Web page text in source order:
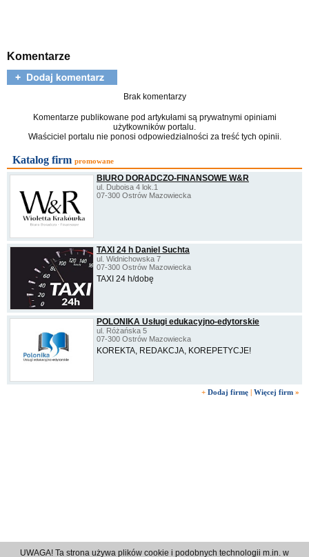
Komentarze
Brak komentarzy
Komentarze publikowane pod artykułami są prywatnymi opiniami
użytkowników portalu.
Właściciel portalu nie ponosi odpowiedzialności za treść tych opinii.
Katalog firm promowane
BIURO DORADCZO-FINANSOWE W&R
ul. Duboisa 4 lok.1
07-300 Ostrów Mazowiecka
TAXI 24 h Daniel Suchta
ul. Widnichowska 7
07-300 Ostrów Mazowiecka
TAXI 24 h/dobę
POLONIKA Usługi edukacyjno-edytorskie
ul. Różańska 5
07-300 Ostrów Mazowiecka
KOREKTA, REDAKCJA, KOREPETYCJE!
+ Dodaj firmę Więcej firm »
UWAGA! Ta strona używa plików cookie i podobnych technologii m.in. w